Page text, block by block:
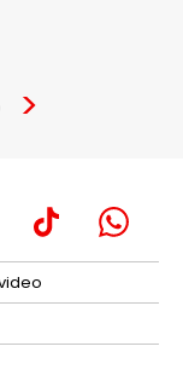
>